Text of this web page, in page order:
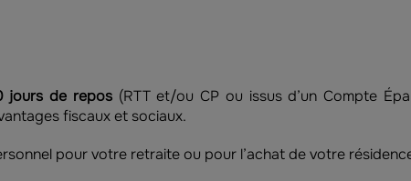
jours de repos(RTT et/ou CP ou issus d’un Compte
fiscaux et sociaux.
pour votre retraite ou pour l’achat de votre